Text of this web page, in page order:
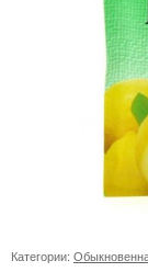
Категории: